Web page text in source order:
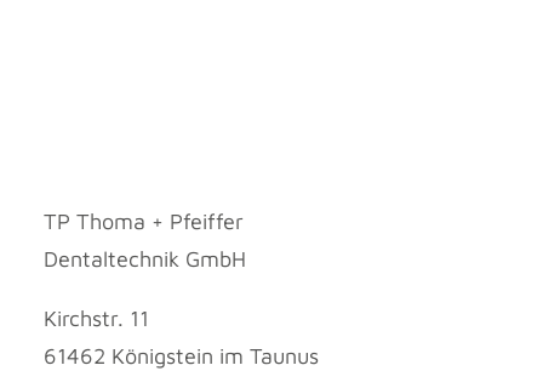
TP Thoma + Pfeiffer
Dentaltechnik GmbH
Kirchstr. 11
61462 Königstein im Taunus